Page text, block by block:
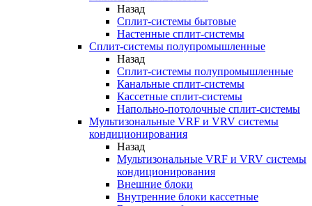
Назад
Сплит-системы бытовые
Настенные сплит-системы
Сплит-системы полупромышленные
Назад
Сплит-системы полупромышленные
Канальные сплит-системы
Кассетные сплит-системы
Напольно-потолочные сплит-системы
Мультизональные VRF и VRV системы
кондиционирования
Назад
Мультизональные VRF и VRV системы
кондиционирования
Внешние блоки
Внутренние блоки кассетные